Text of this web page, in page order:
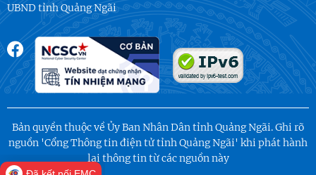
UBND tỉnh Quảng Ngãi
Bản quyền thuộc về Ủy Ban Nhân Dân tỉnh Quảng Ngãi. Ghi rõ
nguồn 'Cổng Thông tin điện tử tỉnh Quảng Ngãi' khi phát hành
lại thông tin từ các nguồn này